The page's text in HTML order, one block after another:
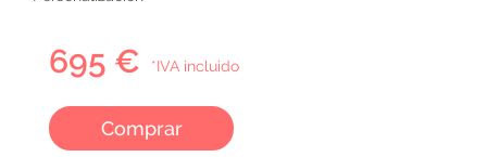
695 € *IVA incluido
Comprar